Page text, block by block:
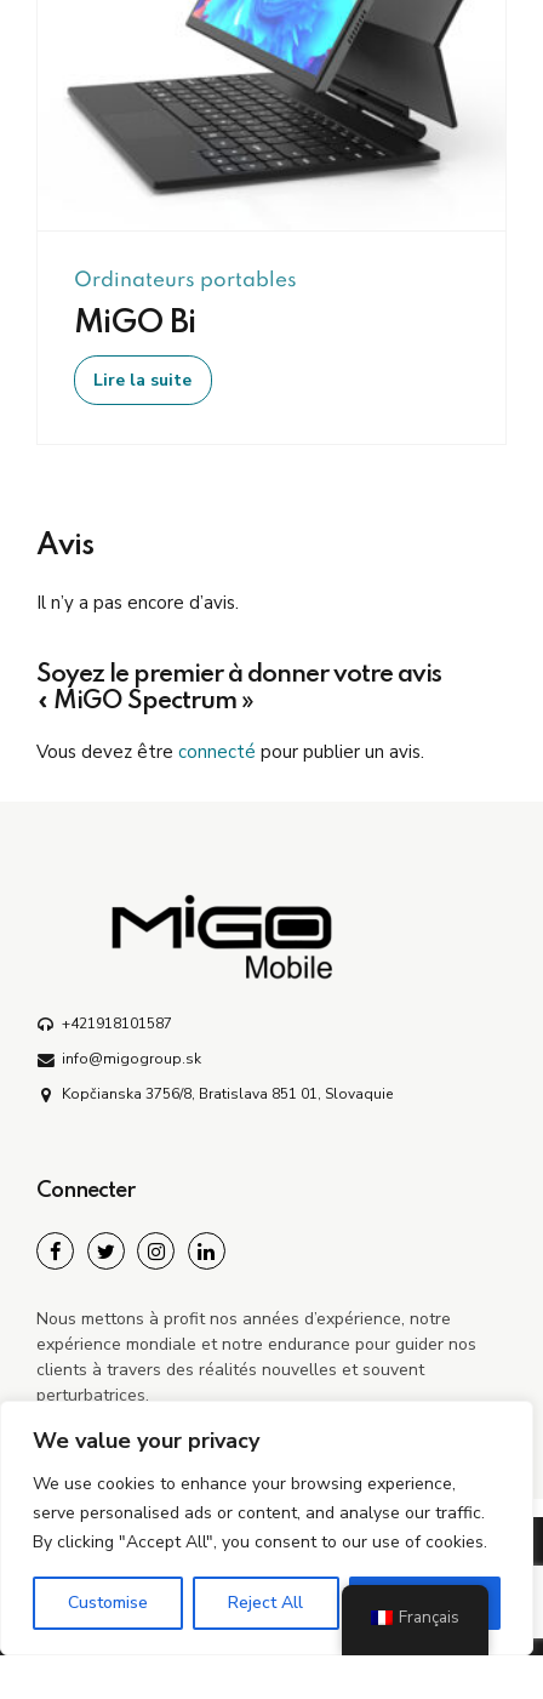
We value your privacy
We use cookies to enhance your browsing experience,
serve personalised ads or content, and analyse our traffic.
By clicking "Accept All", you consent to our use of cookies.
Customise Reject All
Ordinateurs portables
MiGO Bi
Lire la suite
Avis
Il n’y a pas encore d’avis.
Soyez le premier à donner votre avis
« MiGO Spectrum »
Vous devez être connecté pour publier un avis.
+421918101587
info@migogroup.sk
Kopčianska 3756/8, Bratislava 851 01, Slovaquie
Connecter
Nous mettons à profit nos années d’expérience, notre
expérience mondiale et notre endurance pour guider nos
clients à travers des réalités nouvelles et souvent
perturbatrices.
©2024-2026 MiGO Mobile sro Tous droits réservés
politique de confidentialité
Politique de cookies (UE)
Français